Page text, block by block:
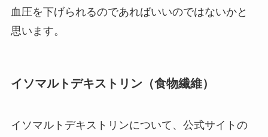
血圧を下げられるのであればいいのではないかと
思います。
イソマルトデキストリン（食物繊維）
イソマルトデキストリンについて、公式サイトの